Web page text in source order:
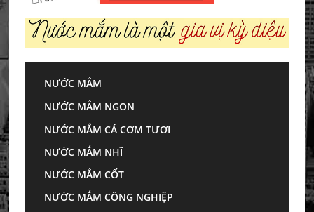
NƯỚC MẮM
NƯỚC MẮM NGON
NƯỚC MẮM CÁ CƠM TƯƠI
NƯỚC MẮM NHĨ
NƯỚC MẮM CỐT
NƯỚC MẮM CÔNG NGHIỆP
mắm ăn bánh ướt thơm ngon đậm vị
Cách làm nước
mắm ăn bánh ướt